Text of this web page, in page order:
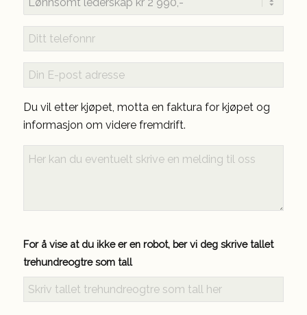
Telefon
E-
post
Du vil etter kjøpet, motta en faktura for kjøpet og
informasjon om videre fremdrift.
Melding
For å vise at du ikke er en robot, ber vi deg skrive tallet
trehundreogtre som tall